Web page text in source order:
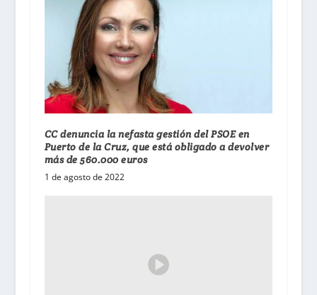
CC denuncia la nefasta gestión del PSOE en
Puerto de la Cruz, que está obligado a devolver
más de 560.000 euros
1 de agosto de 2022